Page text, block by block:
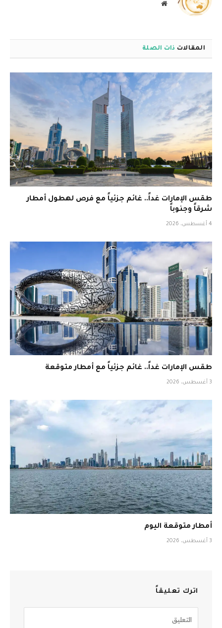
موقع
المقالات ذات الصلة
طقس الإمارات غداً.. غائم جزئياً مع فرص لهطول أمطار
شرقاً وجنوباً
4 أغسطس، 2026
طقس الإمارات غداً.. غائم جزئياً مع أمطار متوقعة
3 أغسطس، 2026
أمطار متوقعة اليوم
3 أغسطس، 2026
اترك تعليقاً